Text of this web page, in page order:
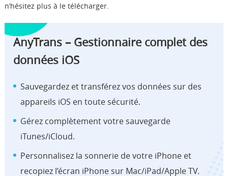
n’hésitez plus à le télécharger.
AnyTrans – Gestionnaire complet des
données iOS
Sauvegardez et transférez vos données sur des
appareils iOS en toute sécurité.
Gérez complètement votre sauvegarde
iTunes/iCloud.
Personnalisez la sonnerie de votre iPhone et
recopiez l’écran iPhone sur Mac/iPad/Apple TV.